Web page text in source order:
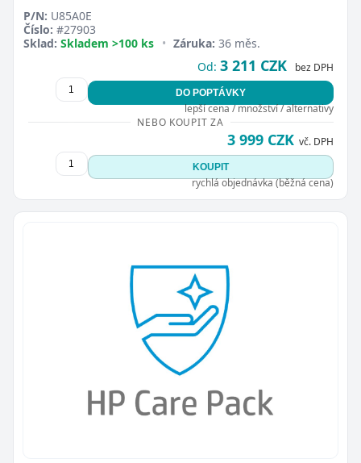
P/N: U85A0E
Číslo: #27903
Sklad: Skladem >100 ks • Záruka: 36 měs.
Od: 3 211 CZK bez DPH
DO POPTÁVKY
lepší cena / množství / alternativy
NEBO KOUPIT ZA
3 999 CZK vč. DPH
KOUPIT
rychlá objednávka (běžná cena)